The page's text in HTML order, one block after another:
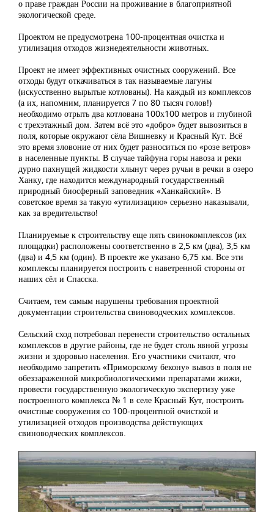
о праве граждан России на проживание в благоприятной
экологической среде.
Проектом не предусмотрена 100-процентная очистка и
утилизация отходов жизнедеятельности животных.
Проект не имеет эффективных очистных сооружений. Все
отходы будут откачиваться в так называемые лагуны
(искусственно вырытые котлованы). На каждый из комплексов
(а их, напомним, планируется 7 по 80 тысяч голов!)
необходимо отрыть два котлована 100х100 метров и глубиной
с трехэтажный дом. Затем всё это «добро» будет вывозиться в
поля, которые окружают сёла Вишневку и Красный Кут. Всё
это время зловоние от них будет разноситься по «розе ветров»
в населенные пункты. В случае тайфуна горы навоза и реки
дурно пахнущей жидкости хлынут через ручьи в речки в озеро
Ханку, где находится международный государственный
природный биосферный заповедник «Ханкайский». В
советское время за такую «утилизацию» серьезно наказывали,
как за вредительство!
Планируемые к строительству еще пять свинокомплексов (их
площадки) расположены соответственно в 2,5 км (два), 3,5 км
(два) и 4,5 км (один). В проекте же указано 6,75 км. Все эти
комплексы планируется построить с наветренной стороны от
наших сёл и Спасска.
Считаем, тем самым нарушены требования проектной
документации строительства свиноводческих комплексов.
Сельский сход потребовал перенести строительство остальных
комплексов в другие районы, где не будет столь явной угрозы
жизни и здоровью населения. Его участники считают, что
необходимо запретить «Приморскому бекону» вывоз в поля не
обеззараженной микробиологическими препаратами жижи,
провести государственную экологическую экспертизу уже
построенного комплекса № 1 в селе Красный Кут, построить
очистные сооружения со 100-процентной очисткой и
утилизацией отходов производства действующих
свиноводческих комплексов.